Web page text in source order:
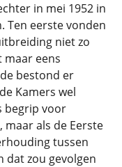
in mei 1952 in
Ten eerste vonden
niet zo
eens
bestond er
Kamers wel
begrip voor
maar als de Eerste
tussen
dat zou gevolgen